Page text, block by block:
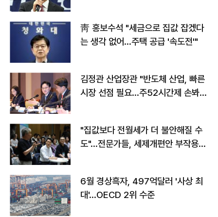
靑 홍보수석 "세금으로 집값 잡겠다
는 생각 없어…주택 공급 '속도전'"
김정관 산업장관 "반도체 산업, 빠른
시장 선점 필요…주52시간제 손봐
"집값보다 전월세가 더 불안해질 수
도"…전문가들, 세제개편안 부작용
6월 경상흑자, 497억달러 '사상 최
대'…OECD 2위 수준